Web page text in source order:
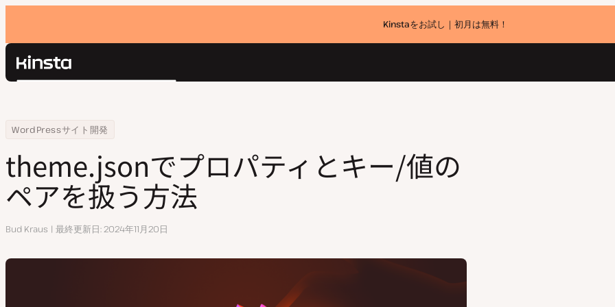
Kinstaをお試し｜初月は無料！
Kinsta®
価格設定
お問い合わせ
検
Home
リソースセンター
WordPressサイト開発
theme.jsonでプロパティとキー/値のペアを扱う方法
theme.jsonでプロパティとキー/値の
ペアを扱う方法
執
Bud Kraus 最終更新日 2024年11月20日